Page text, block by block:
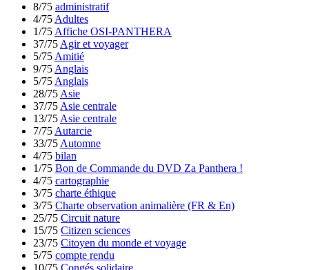
8/75 administratif
4/75 Adultes
1/75 Affiche OSI-PANTHERA
37/75 Agir et voyager
5/75 Amitié
9/75 Anglais
5/75 Anglais
28/75 Asie
37/75 Asie centrale
13/75 Asie centrale
7/75 Autarcie
33/75 Automne
4/75 bilan
1/75 Bon de Commande du DVD Za Panthera !
4/75 cartographie
3/75 charte éthique
3/75 Charte observation animalière (FR & En)
25/75 Circuit nature
15/75 Citizen sciences
23/75 Citoyen du monde et voyage
5/75 compte rendu